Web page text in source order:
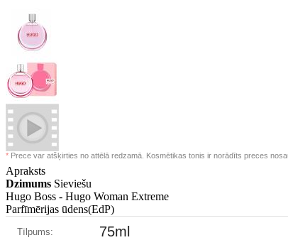
* Prece var atšķirties no attēlā redzamā. Kosmētikas tonis ir norādīts preces
Apraksts
Dzimums Sieviešu
Hugo Boss - Hugo Woman Extreme
Parfīmērijas ūdens(EdP)
Tīlpums: 75ml